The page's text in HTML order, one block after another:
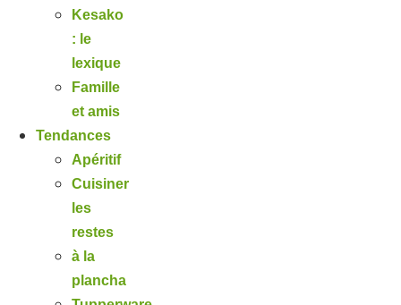
Kesako
: le
lexique
Famille
et amis
Tendances
Apéritif
Cuisiner
les
restes
à la
plancha